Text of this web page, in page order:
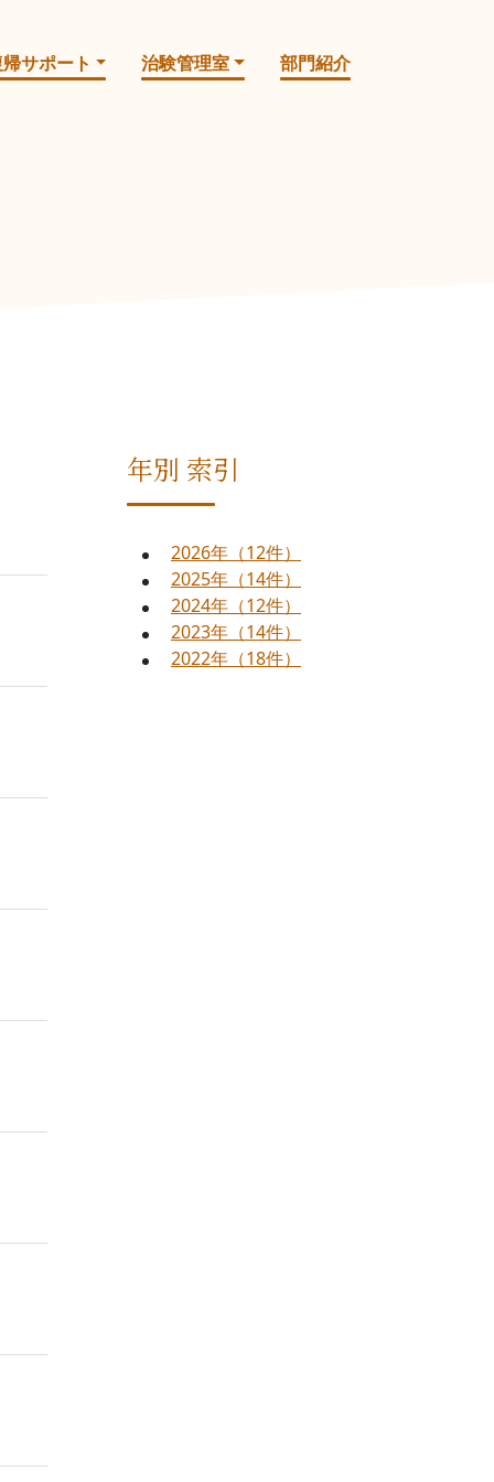
サポート 治験管理室 部門紹介
年別 索引
2026年（12件）
2025年（14件）
2024年（12件）
2023年（14件）
2022年（18件）